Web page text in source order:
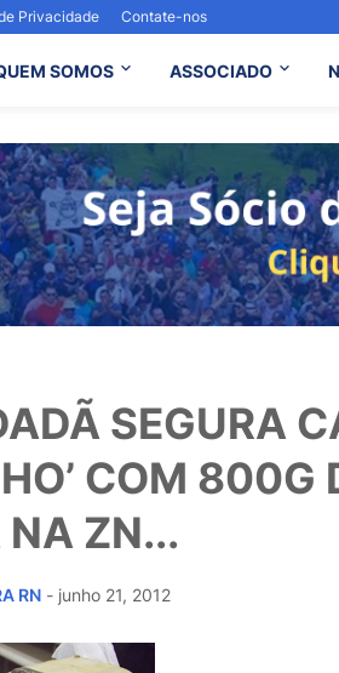
Privacidade Contate-nos
SOMOS ASSOCIADO
SEGURA
COM 800G
ZN...
RN - junho 21, 2012